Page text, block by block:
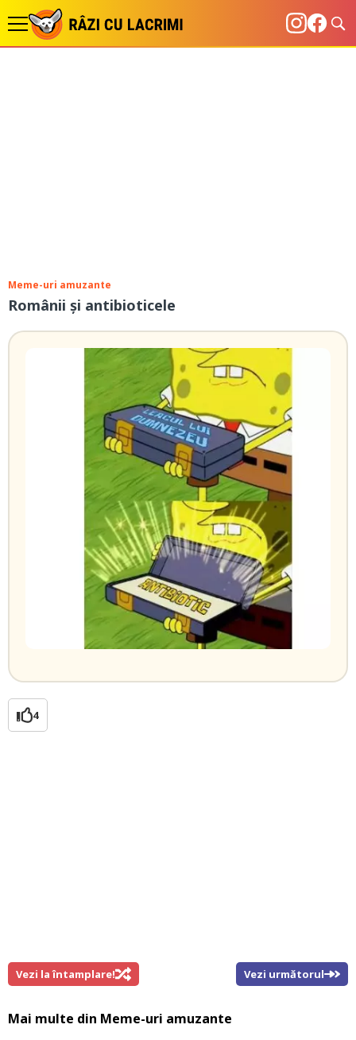
Meme-uri amuzante
Românii și antibioticele
4
Vezi la întamplare! Vezi următorul
Mai multe din Meme-uri amuzante